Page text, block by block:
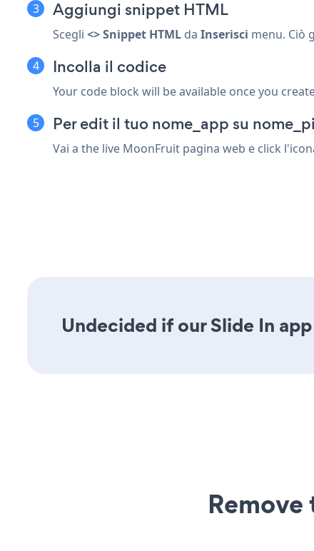
Aggiungi snippet HTML
Scegli <> Snippet HTML da Inserisci menu. Ciò
Incolla il codice
Your code block will be available once you
Per edit il tuo nome_app su
Vai a the live MoonFruit pagina web e click
Undecided if our Slide In